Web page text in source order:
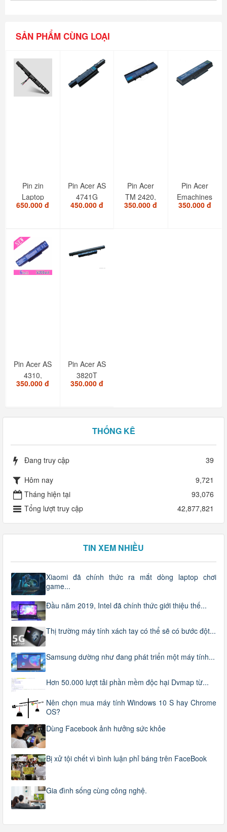
SẢN PHẨM CÙNG LOẠI
Pin zin
Laptop
Acer E5-
650.000 đ
Pin Acer AS
4741G
5741G TM
450.000 đ
Pin Acer
TM 2420,
2920,
350.000 đ
Pin Acer
Emachines
D525,
350.000 đ
Pin Acer AS
4310,
4710,
350.000 đ
Pin Acer AS
3820T
4820T
350.000 đ
THỐNG KÊ
Đang truy cập
39
Hôm nay
9,721
Tháng hiện tại
93,076
Tổng lượt truy cập
42,877,821
TIN XEM NHIỀU
Xiaomi đã chính thức ra mắt dòng laptop chơi
game...
Đầu năm 2019, Intel đã chính thức giới thiệu thế...
Thị trường máy tính xách tay có thể sẽ có bước đột...
Samsung dường như đang phát triển một máy tính...
Hơn 50.000 lượt tải phần mềm độc hại Dvmap từ...
Nên chọn mua máy tính Windows 10 S hay Chrome
OS?
Dùng Facebook ảnh hưởng sức khỏe
Bị xử tội chết vì bình luận phỉ báng trên FaceBook
Gia đình sống cùng công nghệ.